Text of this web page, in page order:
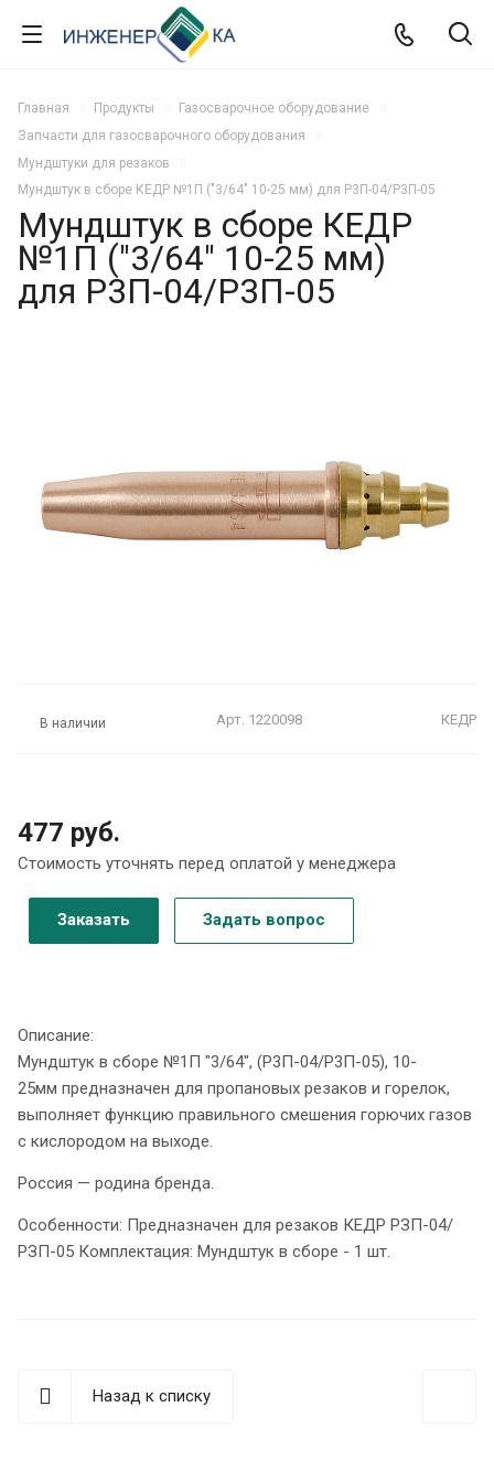
Главная Продукты
Газосварочное оборудование
Запчасти для газосварочного оборудования
Мундштуки для резаков
Мундштук в сборе КЕДР №1П ("3/64" 10-25 мм) для Р3П-04/Р3П-05
Мундштук в сборе КЕДР
№1П ("3/64" 10-25 мм)
для Р3П-04/Р3П-05
В наличии Арт. 1220098 КЕДР
477 руб.
Стоимость уточнять перед оплатой у менеджера
Заказать Задать вопрос
Описание:
Мундштук в сборе №1П "3/64", (Р3П-04/Р3П-05), 10-
25мм предназначен для пропановых резаков и горелок,
выполняет функцию правильного смешения горючих газов
с кислородом на выходе.
Россия — родина бренда.
Особенности: Предназначен для резаков КЕДР РЗП-04/
РЗП-05 Комплектация: Мундштук в сборе - 1 шт.
Назад к списку